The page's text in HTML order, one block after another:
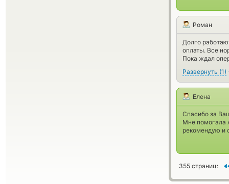
Роман
Долго
оплаты. Все
Пока ждал
Развернуть (1)
Елена
Спасибо за
Мне помогала
рекомендую и
355 страниц: